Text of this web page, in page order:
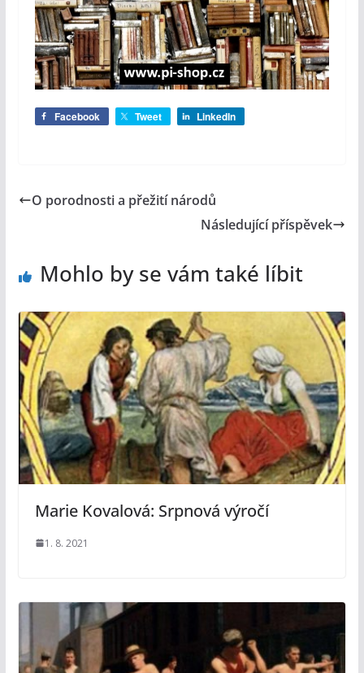
Facebook Tweet LinkedIn
O porodnosti a přežití národů
Následující příspěvek
Mohlo by se vám také líbit
Marie Kovalová: Srpnová výročí
1. 8. 2021